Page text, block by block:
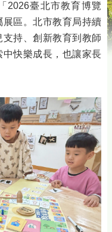
2026臺北市教育博覽
區。北市教育局持續
持、創新教育到教師
快樂成長，也讓家長